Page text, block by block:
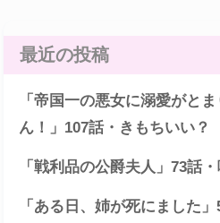
最近の投稿
「帝国一の悪女に溺愛がと
ん！」107話・きもちいい？
「戦利品の公爵夫人」73話
「ある日、姉が死にました